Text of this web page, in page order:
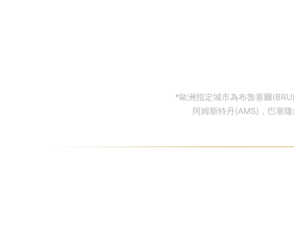
*歐洲指定城市為布魯塞爾
阿姆斯特丹(AMS)，巴塞